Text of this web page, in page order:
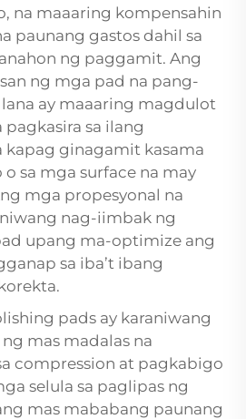
na maaaring kompensahin
paunang gastos dahil sa
ng paggamit. Ang
ng mga pad na pang-
lana ay maaaring magdulot
sa ilang
kapag ginagamit kasama
sa mga surface na may
mga propesyonal na
nag-iimbak ng
upang ma-optimize ang
sa iba’t ibang
pads ay karaniwang
mas madalas na
compression at pagkabigo
selula sa paglipas ng
mas mababang paunang